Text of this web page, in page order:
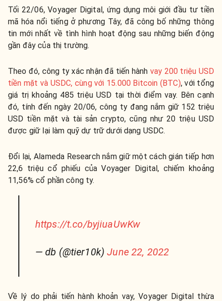
Tối 22/06, Voyager Digital, ứng dụng môi giới đầu tư tiền
mã hóa nổi tiếng ở phương Tây, đã công bố những thông
tin mới nhất về tình hình hoạt động sau những biến động
gần đây của thị trường.
Theo đó, công ty xác nhận đã tiến hành vay 200 triệu USD
tiền mặt và USDC, cùng với 15.000 Bitcoin (BTC), với tổng
giá trị khoảng 485 triệu USD tại thời điểm vay. Bên cạnh
đó, tính đến ngày 20/06, công ty đang nắm giữ 152 triệu
USD tiền mặt và tài sản crypto, cũng như 20 triệu USD
được giữ lại làm quỹ dự trữ dưới dạng USDC.
Đổi lại, Alameda Research nắm giữ một cách gián tiếp hơn
22,6 triệu cổ phiếu của Voyager Digital, chiếm khoảng
11,56% cổ phần công ty.
https://t.co/byjiuaUwKw
— db (@tier10k)June 22, 2022
Về lý do phải tiến hành khoản vay, Voyager Digital thừa